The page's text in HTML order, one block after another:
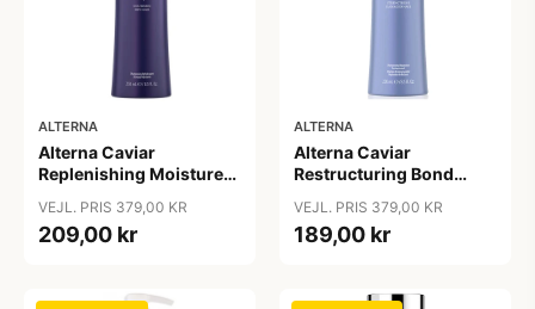
ALTERNA
Alterna Caviar
Replenishing Moisture
VEJL. PRIS 379,00 KR
209,00 kr
ALTERNA
Alterna Caviar
Restructuring Bond
VEJL. PRIS 379,00 KR
189,00 kr